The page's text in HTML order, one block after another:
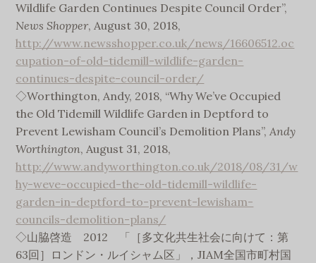
Wildlife Garden Continues Despite Council Order”,
News Shopper, August 30, 2018,
http://www.newsshopper.co.uk/news/16606512.oc
cupation-of-old-tidemill-wildlife-garden-
continues-despite-council-order/
◇Worthington, Andy, 2018, “Why We’ve Occupied
the Old Tidemill Wildlife Garden in Deptford to
Prevent Lewisham Council’s Demolition Plans”,Andy
Worthington, August 31, 2018,
http://www.andyworthington.co.uk/2018/08/31/w
hy-weve-occupied-the-old-tidemill-wildlife-
garden-in-deptford-to-prevent-lewisham-
councils-demolition-plans/
◇山脇啓造 2012 「［多文化共生社会に向けて：第
63回］ロンドン・ルイシャム区」，JIAM全国市町村国